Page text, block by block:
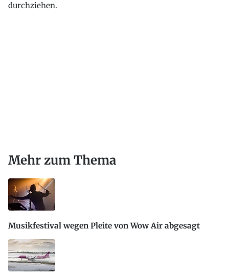
durchziehen.
Mehr zum Thema
Musikfestival wegen Pleite von Wow Air abgesagt